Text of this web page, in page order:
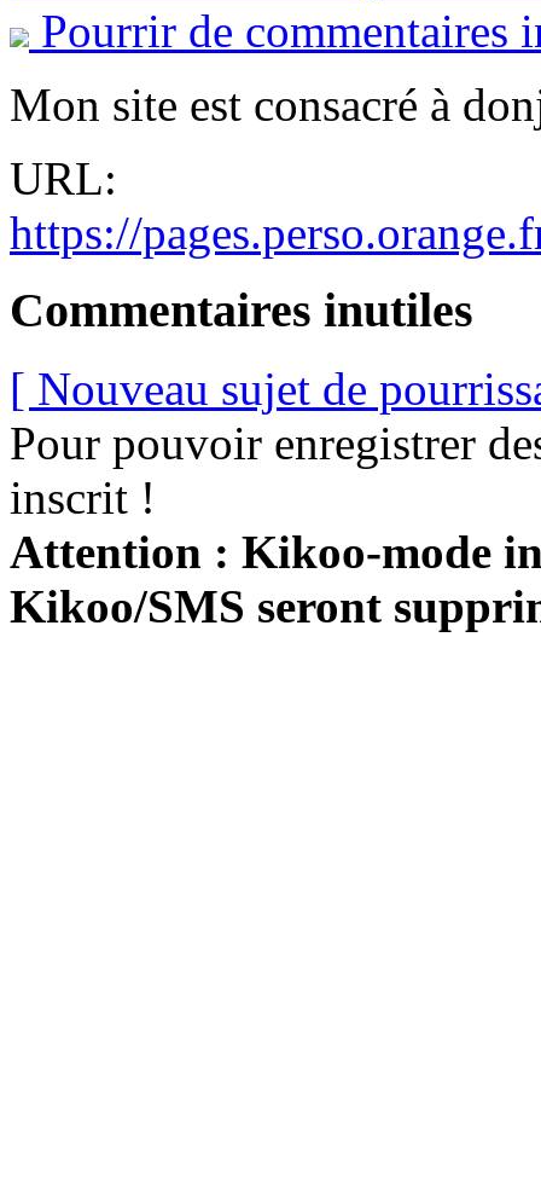
Pourrir de commentaires
Mon site est consacré à
URL:
https://
Commentaires inutiles
[ Nouveau sujet de
Pour pouvoir enregistrer
inscrit !
Attention : Kikoo-mode
Kikoo/SMS seront